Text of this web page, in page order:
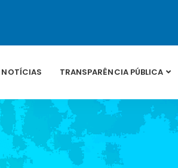
NOTÍCIAS TRANSPARÊNCIA PÚBLICA